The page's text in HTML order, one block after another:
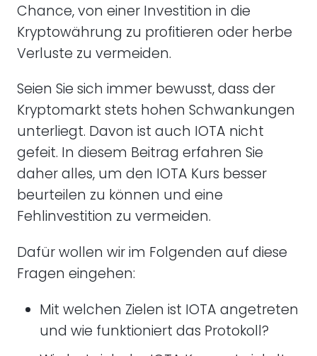
Chance, von einer Investition in die
Kryptowährung zu profitieren oder herbe
Verluste zu vermeiden.
Seien Sie sich immer bewusst, dass der
Kryptomarkt stets hohen Schwankungen
unterliegt. Davon ist auch IOTA nicht
gefeit. In diesem Beitrag erfahren Sie
daher alles, um den IOTA Kurs besser
beurteilen zu können und eine
Fehlinvestition zu vermeiden.
Dafür wollen wir im Folgenden auf diese
Fragen eingehen:
Mit welchen Zielen ist IOTA angetreten
und wie funktioniert das Protokoll?